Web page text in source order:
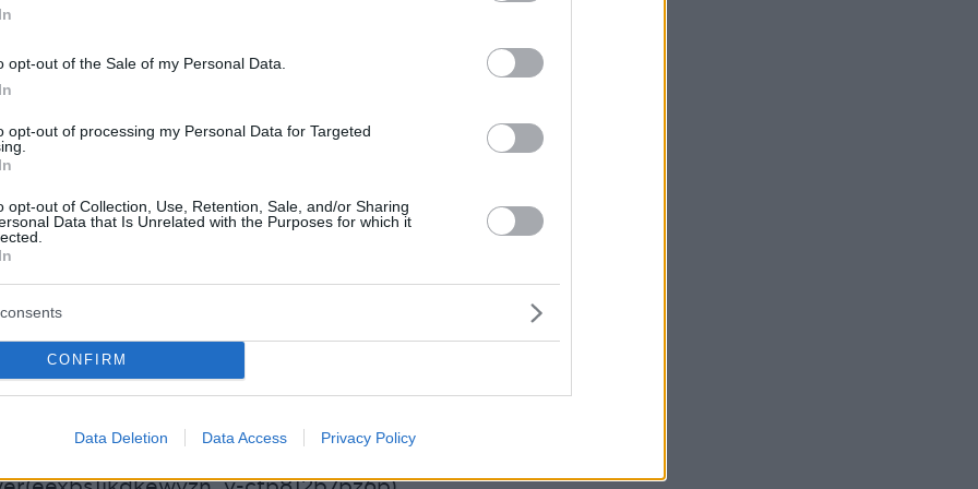
opt-out of the Sale of my Personal Data.
opt-out of processing my Personal Data for Targeted
opt-out of Collection, Use, Retention, Sale, and/or Sharing
Data that Is Unrelated with the Purposes for which it
CONFIRM
Data Deletion Data Access Privacy Policy
είχε μόνο τις δύο πρωταγωνίστριες. Η
με την
η Όλγα Κοτλιδά, η Νικόλ Δεσποτοπούλου, η
και η Αναστασία Σαμαρά. Το πρώτο μέρος
δεν φάνηκε να πηγαίνει όπως ήλπιζαν
επιτροπή αποφάσισε να μην… αποφανθεί την
διαγωνιζόμενης και να περάσουν
φάση.